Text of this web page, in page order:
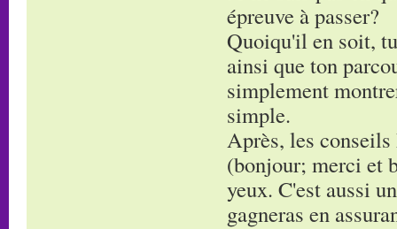
épreuve à passer?
Quoiqu'il en soit,
ainsi que ton
simplement
simple.
Après, les
(bonjour; merci et
yeux. C'est aussi
gagneras en